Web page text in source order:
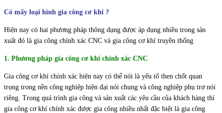
Có mấy loại hình gia công cơ khí ?
Hiện nay có hai phương pháp thông dụng được áp dụng nhiều trong sản
xuất đó là gia công chính xác CNC và gia công cơ khí truyền thống
1. Phương pháp gia công cơ khí chính xác CNC
Gia công cơ khí chính xác hiện nay có thể nói là yếu tố then chốt quan
trọng trong nền công nghiệp hiện đại nói chung và công nghiệp phụ trợ nói
riêng. Trong quá trình gia công và sản xuất các yêu cầu của khách hàng thì
gia công cơ khí chính xác được gia công nhiều nhất đặc biệt là gia công